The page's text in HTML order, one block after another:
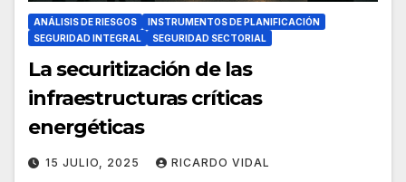
ANÁLISIS DE RIESGOS
INSTRUMENTOS DE PLANIFICACIÓN
SEGURIDAD INTEGRAL
SEGURIDAD SECTORIAL
La securitización de las
infraestructuras críticas
energéticas
15 JULIO, 2025 RICARDO VIDAL